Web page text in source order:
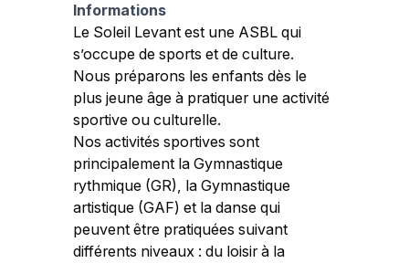
Informations
Le Soleil Levant est une ASBL qui
s’occupe de sports et de culture.
Nous préparons les enfants dès le
plus jeune âge à pratiquer une activité
sportive ou culturelle.
Nos activités sportives sont
principalement la Gymnastique
rythmique (GR), la Gymnastique
artistique (GAF) et la danse qui
peuvent être pratiquées suivant
différents niveaux : du loisir à la